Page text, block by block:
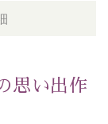
思い出作